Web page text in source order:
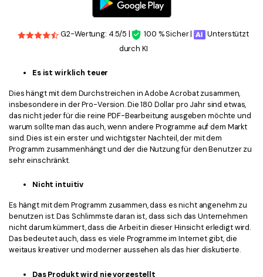
G2-Wertung: 4.5/5 | 100 % Sicher |
Unterstützt
durch KI
Es ist wirklich teuer
Dies hängt mit dem Durchstreichen in Adobe Acrobat zusammen,
insbesondere in der Pro-Version. Die 180 Dollar pro Jahr sind etwas,
das nicht jeder für die reine PDF-Bearbeitung ausgeben möchte und
warum sollte man das auch, wenn andere Programme auf dem Markt
sind. Dies ist ein erster und wichtigster Nachteil, der mit dem
Programm zusammenhängt und der die Nutzung für den Benutzer zu
sehr einschränkt.
Nicht intuitiv
Es hängt mit dem Programm zusammen, dass es nicht angenehm zu
benutzen ist. Das Schlimmste daran ist, dass sich das Unternehmen
nicht darum kümmert, dass die Arbeit in dieser Hinsicht erledigt wird.
Das bedeutet auch, dass es viele Programme im Internet gibt, die
weitaus kreativer und moderner aussehen als das hier diskutierte.
Das Produkt wird nie vorgestellt